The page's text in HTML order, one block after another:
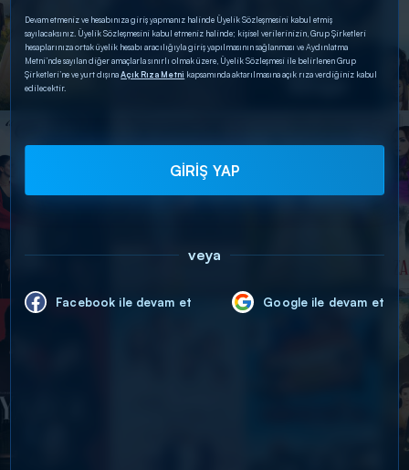
Devam etmeniz ve hesabınıza giriş yapmanız halinde Üyelik Sözleşmesini kabul etmiş
sayılacaksınız. Üyelik Sözleşmesini kabul etmeniz halinde; kişisel verilerinizin, Grup Şirketleri
hesaplarınıza ortak üyelik hesabı aracılığıyla giriş yapılmasının sağlanması ve Aydınlatma
Metni’nde sayılan diğer amaçlarla sınırlı olmak üzere, Üyelik Sözleşmesi ile belirlenen Grup
Şirketleri’ne ve yurt dışınaAçık Rıza Metni kapsamında aktarılmasına açık rıza verdiğiniz kabul
edilecektir.
GİRİŞ YAP
veya
Facebook ile devam et Google ile devam et